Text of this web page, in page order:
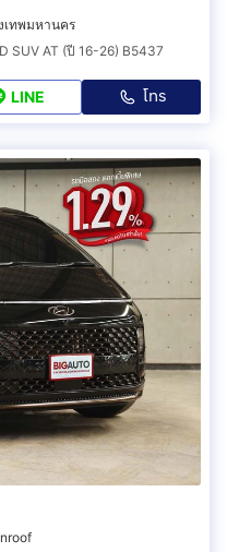
เทพมหานคร
SUV AT (ปี 16-26) B5437
LINE โทร